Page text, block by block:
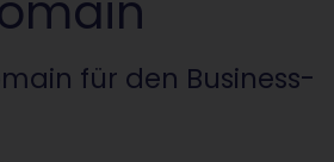
für den Business-